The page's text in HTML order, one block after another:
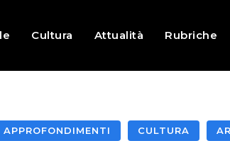
Cultura Attualità Rubriche
APPROFONDIMENTI CULTURA